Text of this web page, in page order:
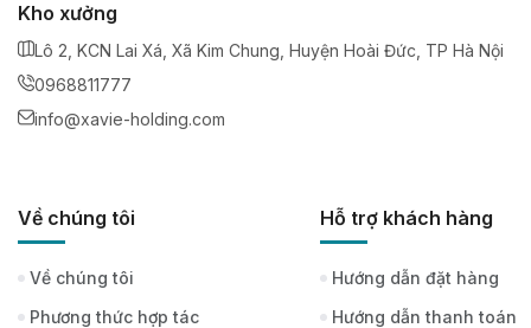
Kho xưởng
Lô 2, KCN Lai Xá, Xã Kim Chung, Huyện Hoài Đức, TP Hà Nội
0968811777
info@xavie-holding.com
Về chúng tôi
Về chúng tôi
Phương thức hợp tác
Hỗ trợ khách hàng
Hướng dẫn đặt hàng
Hướng dẫn thanh toán